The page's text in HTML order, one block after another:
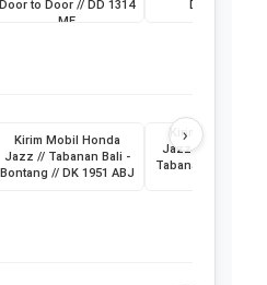
Door to Door // DD 1314
ME
DH 1024 KB
Kirim Mobil Honda
Jazz // Tabanan Bali -
Bontang // DK 1951 ABJ
Kirim Mobil
Jazz //
Tabanan Bali // DK
›